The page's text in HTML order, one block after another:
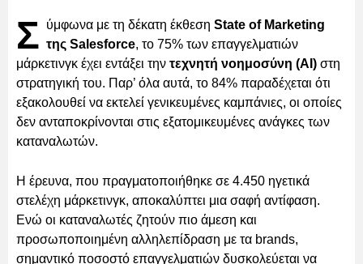
Σ ύμφωνα με τη δέκατη έκθεση State of Marketing
της Salesforce, το 75% των επαγγελματιών
μάρκετινγκ έχει εντάξει την τεχνητή νοημοσύνη (AI) στη
στρατηγική του. Παρ’ όλα αυτά, το 84% παραδέχεται ότι
εξακολουθεί να εκτελεί γενικευμένες καμπάνιες, οι οποίες
δεν ανταποκρίνονται στις εξατομικευμένες ανάγκες των
καταναλωτών.
Η έρευνα, που πραγματοποιήθηκε σε 4.450 ηγετικά
στελέχη μάρκετινγκ, αποκαλύπτει μια σαφή αντίφαση.
Ενώ οι καταναλωτές ζητούν πιο άμεση και
προσωποποιημένη αλληλεπίδραση με τα brands,
σημαντικό ποσοστό επαγγελματιών δυσκολεύεται να